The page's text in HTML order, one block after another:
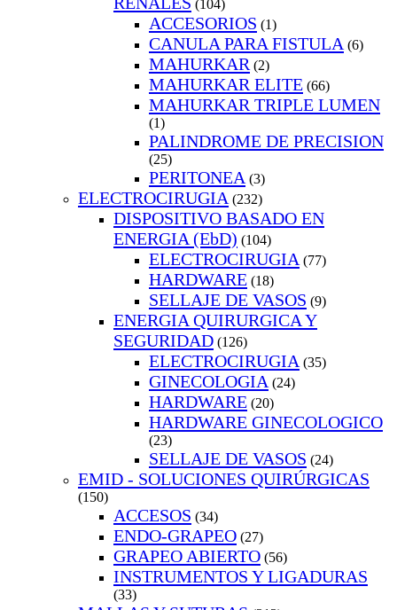
(104)
ACCESORIOS (1)
CANULA PARA FISTULA (6)
MAHURKAR (2)
MAHURKAR ELITE (66)
MAHURKAR TRIPLE LUMEN
(1)
PALINDROME DE PRECISION
(25)
PERITONEA (3)
ELECTROCIRUGIA (232)
DISPOSITIVO BASADO EN
ENERGIA (EbD) (104)
ELECTROCIRUGIA (77)
HARDWARE (18)
SELLAJE DE VASOS (9)
ENERGIA QUIRURGICA Y
SEGURIDAD (126)
ELECTROCIRUGIA (35)
GINECOLOGIA (24)
HARDWARE (20)
HARDWARE GINECOLOGICO
(23)
SELLAJE DE VASOS (24)
EMID - SOLUCIONES QUIRÚRGICAS
(150)
ACCESOS (34)
ENDO-GRAPEO (27)
GRAPEO ABIERTO (56)
INSTRUMENTOS Y LIGADURAS
(33)